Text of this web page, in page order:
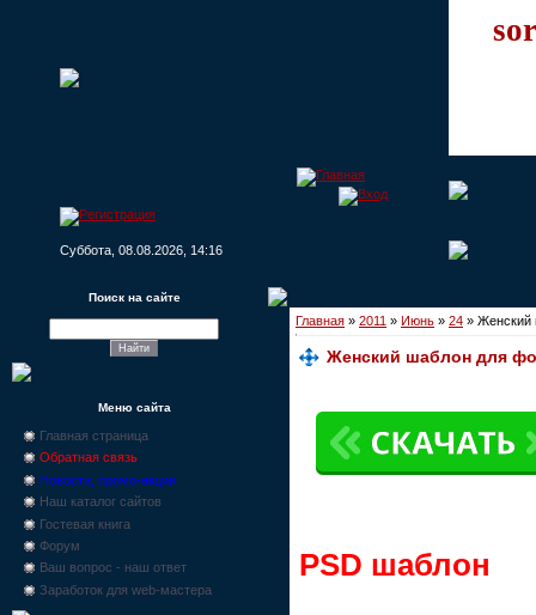
Суббота, 08.08.2026, 14:16
Поиск на сайте
Меню сайта
Главная страница
Обратная связь
Новости, промо-акции
Наш каталог сайтов
Гостевая книга
Форум
Ваш вопрос - наш ответ
Заработок для web-мастера
Главная » 2011 » Июнь » 24 » Женский
Женский шаблон для
PSD шаблон